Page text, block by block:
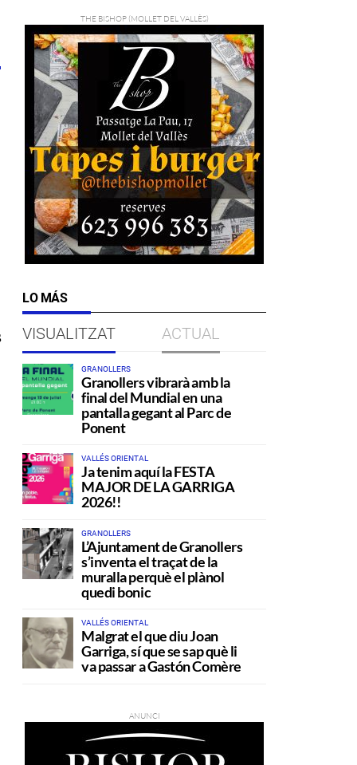
LO MÁS
VISUALITZAT ACTUAL
GRANOLLERS
Granollers vibrarà amb la
final del Mundial en una
pantalla gegant al Parc de
Ponent
VALLÉS ORIENTAL
Ja tenim aquí la FESTA
MAJOR DE LA GARRIGA
2026!!
GRANOLLERS
L’Ajuntament de Granollers
s’inventa el traçat de la
muralla perquè el plànol
quedi bonic
VALLÉS ORIENTAL
Malgrat el que diu Joan
Garriga, sí que se sap què li
va passar a Gastón Comère